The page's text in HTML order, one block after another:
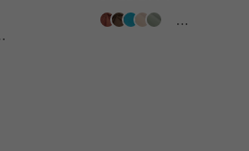
цветов
502 цвета